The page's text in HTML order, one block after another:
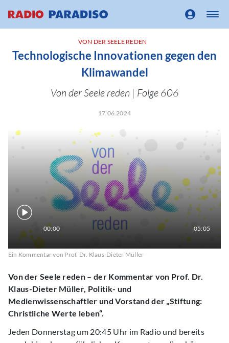
00:00 05:05
Ein Kommentar von Prof. Dr. Klaus-Dieter Müller
VON DER SEELE REDEN
Technologische Innovationen gegen den
Klimawandel
Von der Seele reden | Folge 606
17.06.2024
Von der Seele reden – der Kommentar von Prof. Dr.
Klaus-Dieter Müller, Politik- und
Medienwissenschaftler und Vorstand der „Stiftung:
Christliche Werte leben“.
Jeden Donnerstag um 20:45 Uhr im Radio und bereits